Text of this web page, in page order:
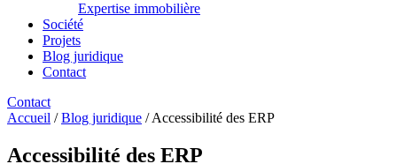
Expertise immobilière
Société
Projets
Blog juridique
Contact
Contact
Accueil / Blog juridique / Accessibilité des ERP
Accessibilité des ERP